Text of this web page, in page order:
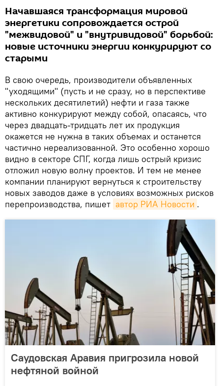
Начавшаяся трансформация мировой
энергетики сопровождается острой
"межвидовой" и "внутривидовой" борьбой:
новые источники энергии конкурируют со
старыми
В свою очередь, производители объявленных
"уходящими" (пусть и не сразу, но в перспективе
нескольких десятилетий) нефти и газа также
активно конкурируют между собой, опасаясь, что
через двадцать-тридцать лет их продукция
окажется не нужна в таких объемах и останется
частично нереализованной. Это особенно хорошо
видно в секторе СПГ, когда лишь острый кризис
отложил новую волну проектов. И тем не менее
компании планируют вернуться к строительству
новых заводов даже в условиях возможных рисков
перепроизводства, пишет автор РИА Новости .
Саудовская Аравия пригрозила новой
нефтяной войной